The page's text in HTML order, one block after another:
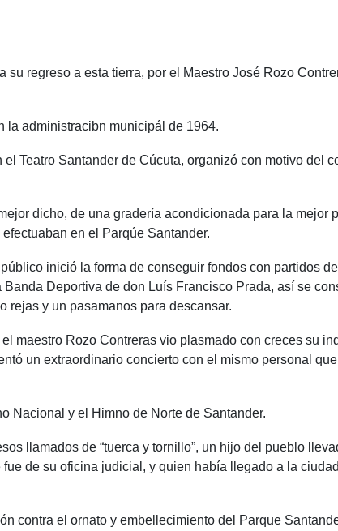
su regreso a esta tierra, por el Maestro José Rozo
la administracibn municipál de 1964.
Teatro Santander de Cúcuta, organizó con motivo del
dicho, de una gradería acondicionada para la mejor
en el Parqúe Santander.
inició la forma de conseguir fondos con partidos
Deportiva de don Luís Francisco Prada, así se
rejas y un pasamanos para descansar.
maestro Rozo Contreras vio plasmado con creces su
un extraordinario concierto con el mismo personal
Nacional y el Himno de Norte de Santander.
llamados de “tuerca y tornillo”, un hijo del pueblo
de su oficina judicial, y quien había llegado a la
contra el ornato y embellecimiento del Parque